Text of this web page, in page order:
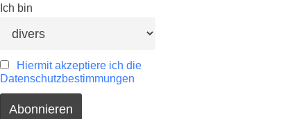
Ich bin
Hiermit akzeptiere ich die
Datenschutzbestimmungen